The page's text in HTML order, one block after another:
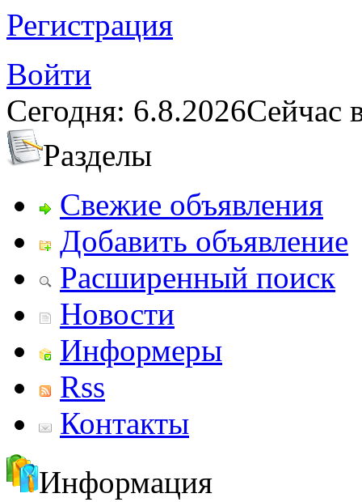
Регистрация
Войти
Сегодня: 6.8.2026Сейчас
Разделы
Свежие объявления
Добавить объявление
Расширенный поиск
Новости
Информеры
Rss
Контакты
Информация